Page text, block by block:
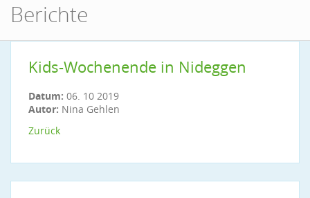
Berichte
Kids-Wochenende in Nideggen
Datum: 06. 10 2019
Autor: Nina Gehlen
Zurück